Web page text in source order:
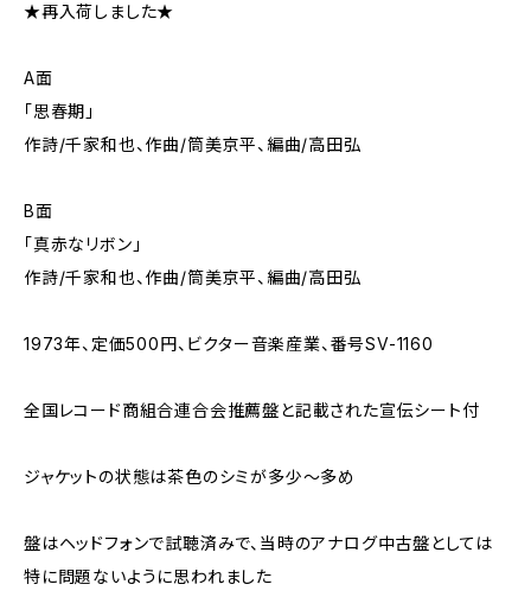
★再入荷しました★
A面
「思春期」
作詩/千家和也、作曲/筒美京平、編曲/高田弘
B面
「真赤なリボン」
作詩/千家和也、作曲/筒美京平、編曲/高田弘
1973年、定価500円、ビクター音楽産業、番号SV-1160
全国レコード商組合連合会推薦盤と記載された宣伝シート付
ジャケットの状態は茶色のシミが多少～多め
盤はヘッドフォンで試聴済みで、当時のアナログ中古盤としては
特に問題ないように思われました